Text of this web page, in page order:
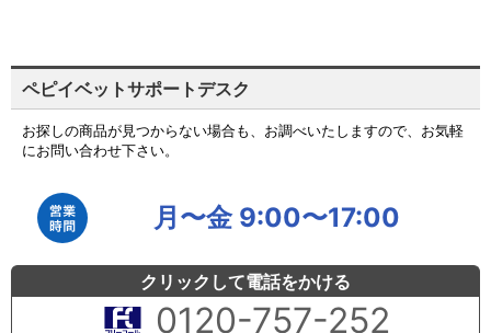
ペピイベットサポートデスク
お探しの商品が見つからない場合も、お調べいたしますので、お気軽
にお問い合わせ下さい。
月〜金 9:00〜17:00
クリックして電話をかける
0120-757-252